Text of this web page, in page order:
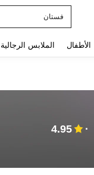
فستان
الأطفال الملابس الرجالية
4.95